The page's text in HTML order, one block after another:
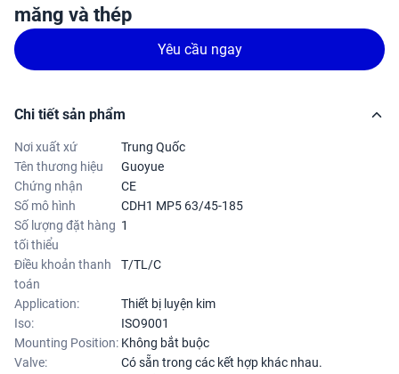
măng và thép
Yêu cầu ngay
Chi tiết sản phẩm
Nơi xuất xứ
Trung Quốc
Tên thương hiệu
Guoyue
Chứng nhận
CE
Số mô hình
CDH1 MP5 63/45-185
Số lượng đặt hàng
tối thiểu
1
Điều khoản thanh
toán
T/TL/C
Application:
Thiết bị luyện kim
Iso:
ISO9001
Mounting Position: Không bắt buộc
Valve:
Có sẵn trong các kết hợp khác nhau.